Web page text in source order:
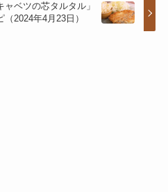
ャベツの芯タルタル」
2024年4月23日）